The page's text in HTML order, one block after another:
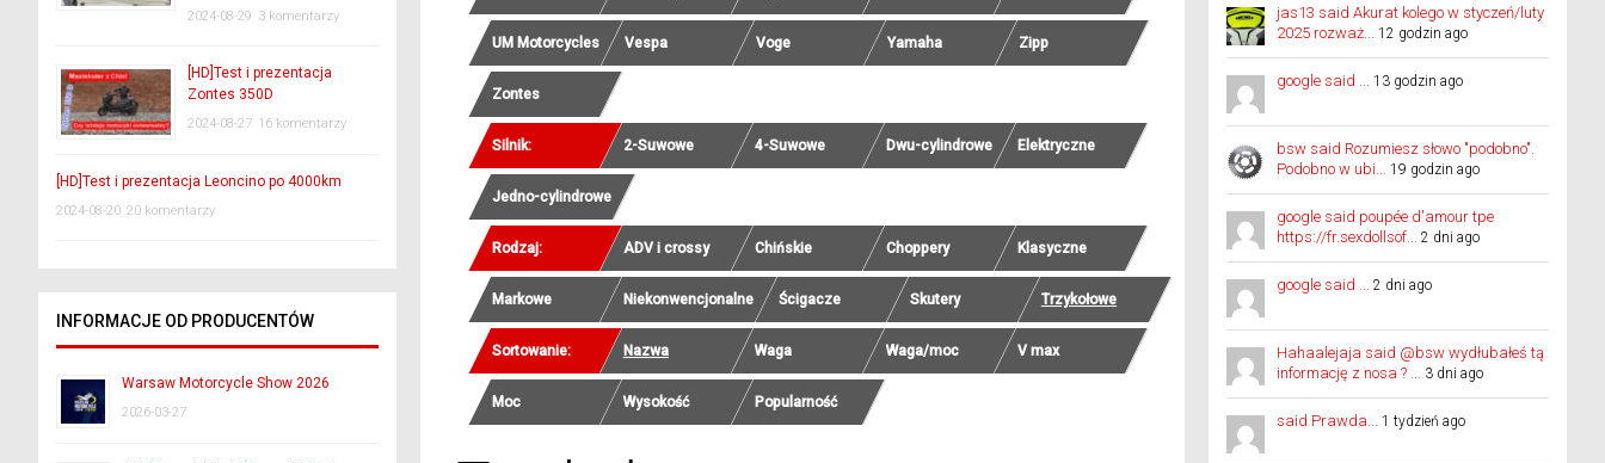
UM Motorcycles Vespa Voge Yamaha Zipp
Zontes
Silnik: 2-Suwowe 4-Suwowe Dwu-cylindrowe Elektryczne
Jedno-cylindrowe
Rodzaj: ADV i crossy Chińskie Choppery Klasyczne
Markowe Niekonwencjonalne Ścigacze Skutery Trzykołowe
Sortowanie: Nazwa Waga Waga/moc V max
Moc Wysokość Popularność
2024-08-29 3 komentarzy
[HD]Test i prezentacja
Zontes 350D
2024-08-27 16 komentarzy
[HD]Test i prezentacja Leoncino po 4000km
2024-08-20 20 komentarzy
INFORMACJE OD PRODUCENTÓW
Warsaw Motorcycle Show 2026
2026-03-27
jas13 said Akurat kolego w styczeń/luty
2025 rozważ... 12 godzin ago
google said ... 13 godzin ago
bsw said Rozumiesz słowo "podobno".
Podobno w ubi... 19 godzin ago
google said poupée d'amour tpe
https://fr.sexdollsof... 2 dni ago
google said ... 2 dni ago
Hahaalejaja said @bsw wydłubałeś tą
informację z nosa ? ... 3 dni ago
said Prawda... 1 tydzień ago